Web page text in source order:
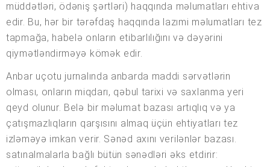
müddətləri, ödəniş şərtləri) haqqında məlumatları ehtiva
edir. Bu, hər bir tərəfdaş haqqında lazımi məlumatları tez
tapmağa, habelə onların etibarlılığını və dəyərini
qiymətləndirməyə kömək edir.
Anbar uçotu jurnalında anbarda maddi sərvətlərin
olması, onların miqdarı, qəbul tarixi və saxlanma yeri
qeyd olunur. Belə bir məlumat bazası artıqlıq və ya
çatışmazlıqların qarşısını almaq üçün ehtiyatları tez
izləməyə imkan verir. Sənəd axını verilənlər bazası.
satınalmalarla bağlı bütün sənədləri əks etdirir: